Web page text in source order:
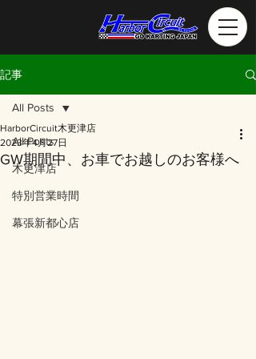
記事
All Posts
木更津店
特別営業時間
幕張新都心店
All Posts
GW期間中、お車でお越しのお客様へ
HarborCircuit木更津店
2023年4月27日